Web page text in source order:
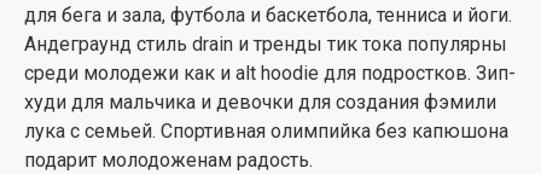
для бега и зала, футбола и баскетбола, тенниса и йоги.
Андеграунд стиль drain и тренды тик тока популярны
среди молодежи как и alt hoodie для подростков. Зип-
худи для мальчика и девочки для создания фэмили
лука с семьей. Спортивная олимпийка без капюшона
подарит молодоженам радость.